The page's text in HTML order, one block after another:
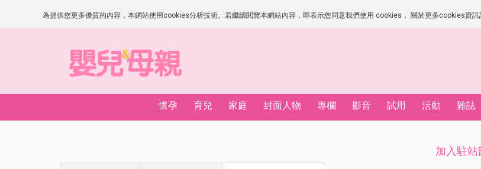
為提供您更多優質的內容，本網站使用cookies分析技術。若繼續閱覽本網站內容，即表示您同意我們使用 cookies， 關於更多cookies資訊
懷孕 育兒 家庭 封面人物 專欄 影音 試用 活動 雜誌
加入駐站